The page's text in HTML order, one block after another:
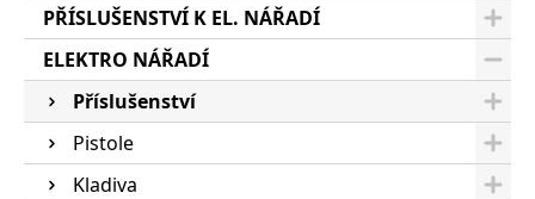
PŘÍSLUŠENSTVÍ K EL. NÁŘADÍ
ELEKTRO NÁŘADÍ
Příslušenství
Pistole
Kladiva